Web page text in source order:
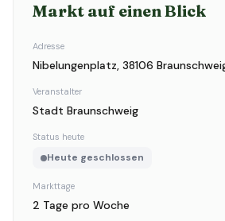
Markt auf einen Blick
Adresse
Nibelungenplatz, 38106
Veranstalter
Stadt Braunschweig
Status heute
Heute geschlossen
Markttage
2 Tage pro Woche